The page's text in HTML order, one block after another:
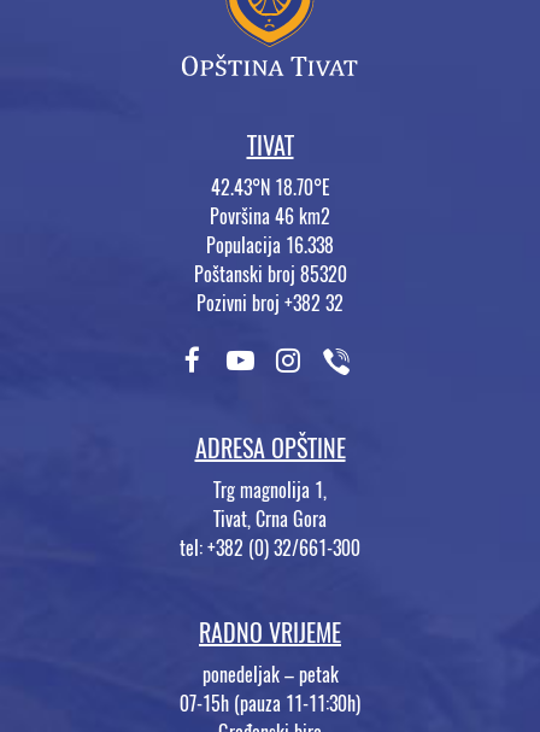
TIVAT
42.43°N 18.70°E
Površina 46 km2
Populacija 16.338
Poštanski broj 85320
Pozivni broj +382 32
ADRESA OPŠTINE
Trg magnolija 1,
Tivat, Crna Gora
tel: +382 (0) 32/661-300
RADNO VRIJEME
ponedeljak – petak
07-15h (pauza 11-11:30h)